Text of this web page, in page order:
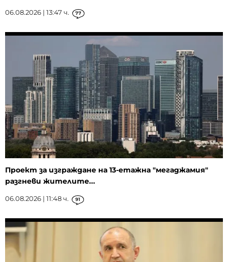
06.08.2026 | 13:47 ч. 77
Проект за изграждане на 13-етажна "мегаджамия"
разгневи жителите...
06.08.2026 | 11:48 ч. 91